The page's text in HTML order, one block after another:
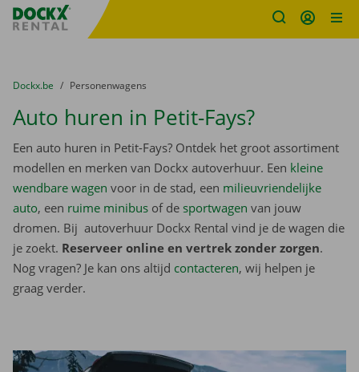
Fratello DEMO
U bevindt zich hier:
van
Dockx.be naar
Personenwagens
Auto huren in Petit-Fays?
Een auto huren in Petit-Fays? Ontdek het groot assortiment
modellen en merken van Dockx autoverhuur. Een kleine
wendbare wagen voor in de stad, een milieuvriendelijke
auto, een ruime minibus of de sportwagen van jouw
dromen. Bij autoverhuur Dockx Rental vind je de wagen die
je zoekt. Reserveer online en vertrek zonder zorgen.
Nog vragen? Je kan ons altijd contacteren, wij helpen je
graag verder.